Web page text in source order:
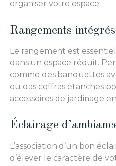
organiser votre espace :
Rangements intégrés
Le rangement est
dans un espace réduit.
comme des banquettes
ou des coffres étanches
accessoires de jardinage
Éclairage
L’association d’un bon
d’élever le caractère de